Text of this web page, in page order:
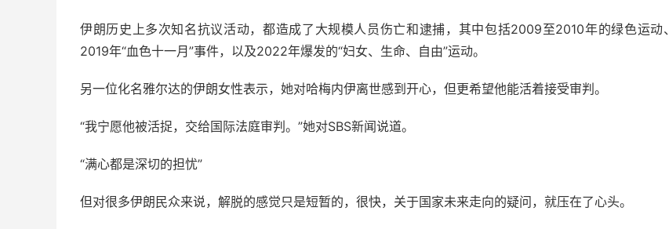
伊朗历史上多次知名抗议活动，都造成了大规模人员伤亡和逮捕，其中包括2009至2010年的绿色运动、
2019年“血色十一月”事件，以及2022年爆发的“妇女、生命、自由”运动。
另一位化名雅尔达的伊朗女性表示，她对哈梅内伊离世感到开心，但更希望他能活着接受审判。
“我宁愿他被活捉，交给国际法庭审判。”她对SBS新闻说道。
“满心都是深切的担忧”
但对很多伊朗民众来说，解脱的感觉只是短暂的，很快，关于国家未来走向的疑问，就压在了心头。